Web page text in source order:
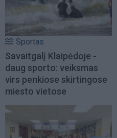
Sportas
Savaitgalį Klaipėdoje -
daug sporto: veiksmas
virs penkiose skirtingose
miesto vietose